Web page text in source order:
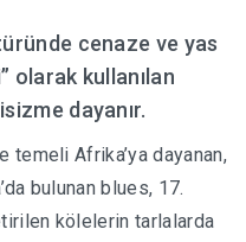
cenaze ve yas
olarak kullanılan
dayanır.
temeli Afrika’ya dayanan,
bulunan blues, 17.
kölelerin tarlalarda